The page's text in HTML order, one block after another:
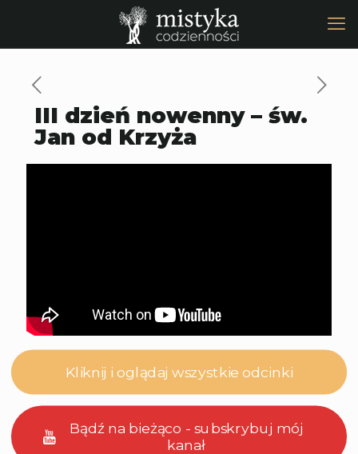
III dzień nowenny – św.
Jan od Krzyża
Kliknij i oglądaj wszystkie odcinki
Bądź na bieżąco - subskrybuj mój
kanał